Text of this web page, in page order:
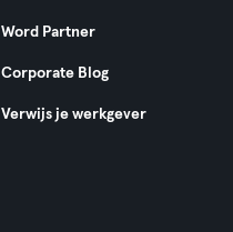
Word Partner
Corporate Blog
Verwijs je werkgever